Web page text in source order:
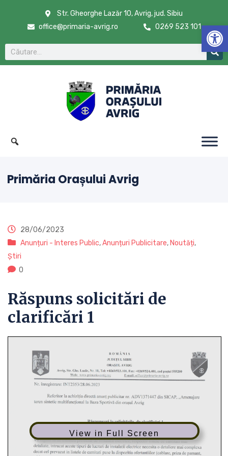
Str. Gheorghe Lazăr 10, Avrig, jud. Sibiu
office@primaria-avrig.ro
0269 523 101
Primăria Orașului Avrig
28/06/2023
Anunțuri - Interes Public,Anunțuri Publicitare, Noutăți,
Știri
0
Răspuns solicitări de
clarificări 1
View in Full Screen